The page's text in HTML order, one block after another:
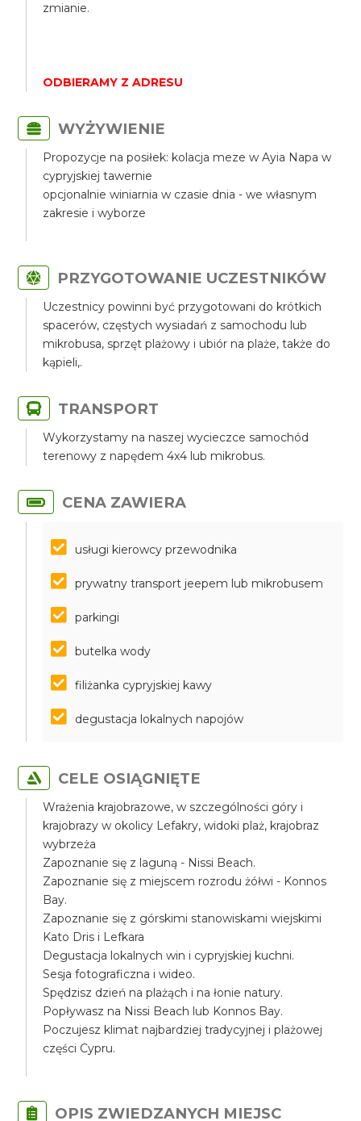
zmianie.
ODBIERAMY Z ADRESU
WYŻYWIENIE
Propozycje na posiłek: kolacja meze w Ayia Napa w
cypryjskiej tawernie
opcjonalnie winiarnia w czasie dnia - we własnym
zakresie i wyborze
PRZYGOTOWANIE UCZESTNIKÓW
Uczestnicy powinni być przygotowani do krótkich
spacerów, częstych wysiadań z samochodu lub
mikrobusa, sprzęt plażowy i ubiór na plaże, także do
kąpieli,.
TRANSPORT
Wykorzystamy na naszej wycieczce samochód
terenowy z napędem 4x4 lub mikrobus.
CENA ZAWIERA
usługi kierowcy przewodnika
prywatny transport jeepem lub mikrobusem
parkingi
butelka wody
filiżanka cypryjskiej kawy
degustacja lokalnych napojów
CELE OSIĄGNIĘTE
Wrażenia krajobrazowe, w szczególności góry i
krajobrazy w okolicy Lefakry, widoki plaż, krajobraz
wybrzeża
Zapoznanie się z laguną - Nissi Beach.
Zapoznanie się z miejscem rozrodu żółwi - Konnos
Bay.
Zapoznanie się z górskimi stanowiskami wiejskimi
Kato Dris i Lefkara
Degustacja lokalnych win i cypryjskiej kuchni.
Sesja fotograficzna i wideo.
Spędzisz dzień na plażąch i na łonie natury.
Popływasz na Nissi Beach lub Konnos Bay.
Poczujesz klimat najbardziej tradycyjnej i plażowej
części Cypru.
OPIS ZWIEDZANYCH MIEJSC